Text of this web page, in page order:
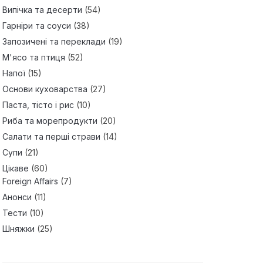
Випічка та десерти (54)
Гарніри та соуси (38)
Запозичені та переклади (19)
М'ясо та птиця (52)
Напої (15)
Основи куховарства (27)
Паста, тісто і рис (10)
Риба та морепродукти (20)
Салати та перші страви (14)
Супи (21)
Цікаве (60)
Foreign Affairs (7)
Анонси (11)
Тести (10)
Шняжки (25)